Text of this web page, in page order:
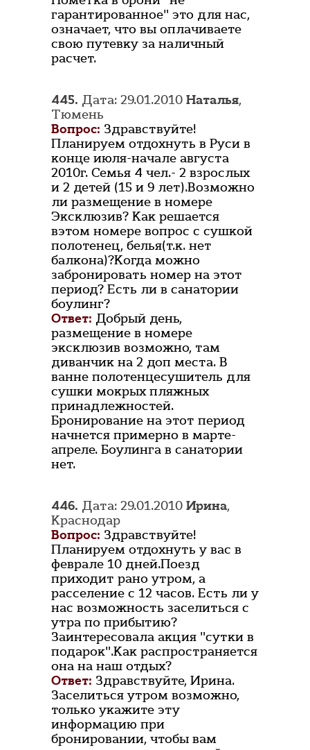
гарантированное" это для нас,
означает, что вы оплачиваете
свою путевку за наличный
расчет.
445. Дата: 29.01.2010 Наталья,
Тюмень
Вопрос: Здравствуйте!
Планируем отдохнуть в Руси в
конце июля-начале августа
2010г. Семья 4 чел.- 2 взрослых
и 2 детей (15 и 9 лет).Возможно
ли размещение в номере
Эксклюзив? Как решается
вэтом номере вопрос с сушкой
полотенец, белья(т.к. нет
балкона)?Когда можно
забронировать номер на этот
период? Есть ли в санатории
боулинг?
Ответ: Добрый день,
размещение в номере
эксклюзив возможно, там
диванчик на 2 доп места. В
ванне полотенцесушитель для
сушки мокрых пляжных
принадлежностей.
Бронирование на этот период
начнется примерно в марте-
апреле. Боулинга в санатории
нет.
446. Дата: 29.01.2010 Ирина,
Краснодар
Вопрос: Здравствуйте!
Планируем отдохнуть у вас в
феврале 10 дней.Поезд
приходит рано утром, а
расселение с 12 часов. Есть ли у
нас возможность заселиться с
утра по прибытию?
Заинтересовала акция "сутки в
подарок".Как распространяется
она на наш отдых?
Ответ: Здравствуйте, Ирина.
Заселиться утром возможно,
только укажите эту
информацию при
бронировании, чтобы вам